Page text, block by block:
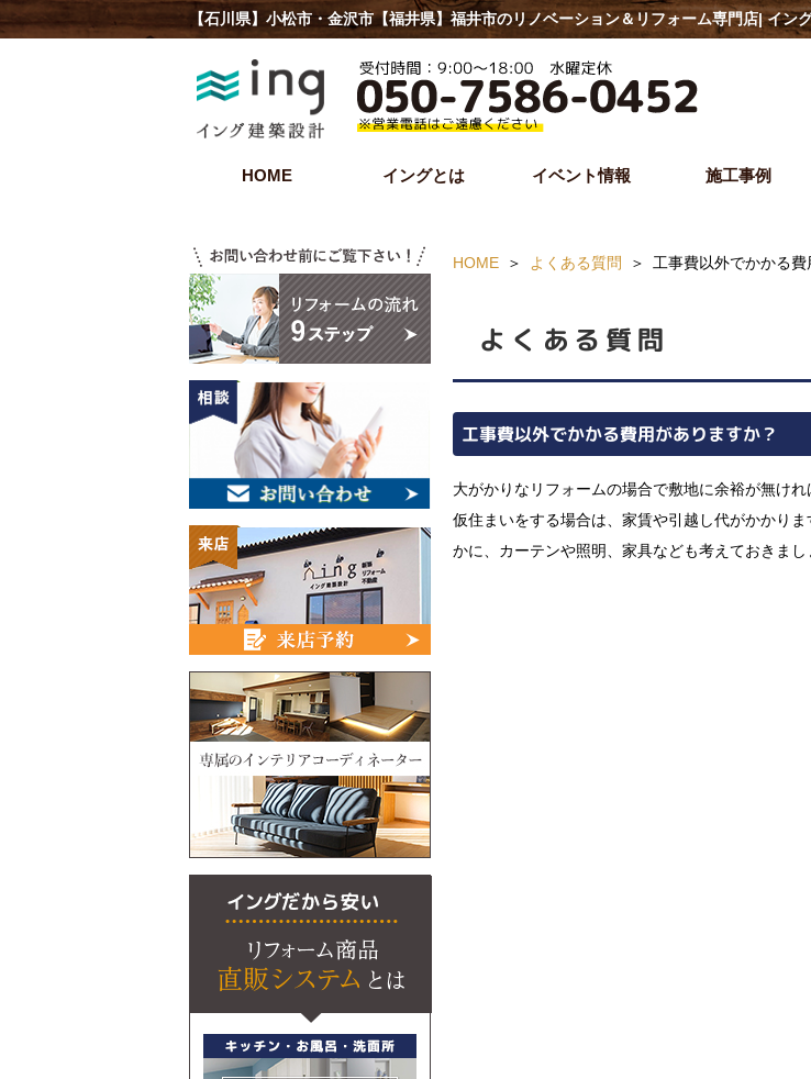
【石川県】小松市・金沢市【福井県】福井市のリノベーション＆リフォーム専門店| イン
HOME イングとは イベント情報 施工事例
HOME よくある質問 工事費以外でかかる費
よくある質問
工事費以外でかかる費用がありますか？
大がかりなリフォームの場合で敷地に余裕が無け
仮住まいをする場合は、家賃や引越し代がかかり
かに、カーテンや照明、家具なども考えておきまし